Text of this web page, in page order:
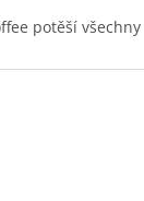
potěší